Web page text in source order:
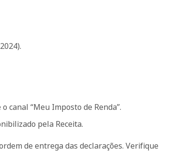
canal “Meu Imposto de Renda”.
pela Receita.
de entrega das declarações. Verifique